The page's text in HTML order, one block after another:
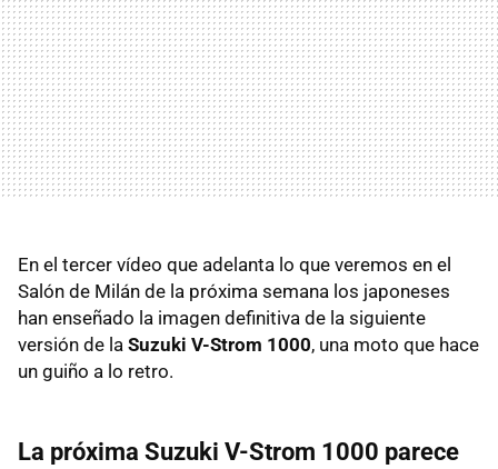
En el tercer vídeo que adelanta lo que veremos en el
Salón de Milán de la próxima semana los japoneses
han enseñado la imagen definitiva de la siguiente
versión de la Suzuki V-Strom 1000, una moto que hace
un guiño a lo retro.
La próxima Suzuki V-Strom 1000 parece